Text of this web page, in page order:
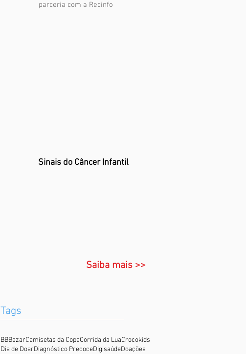
parceria com a Recinfo
Sinais do Câncer Infantil
Saiba mais >>
Tags
BBBazarCamisetas da CopaCorrida da LuaCrocokids
Dia de DoarDiagnóstico PrecoceDigisaúdeDoações